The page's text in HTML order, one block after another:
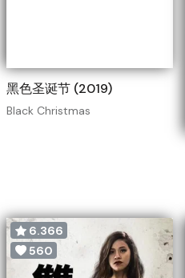
黑色圣诞节 (2019)
Black Christmas
6.366
560